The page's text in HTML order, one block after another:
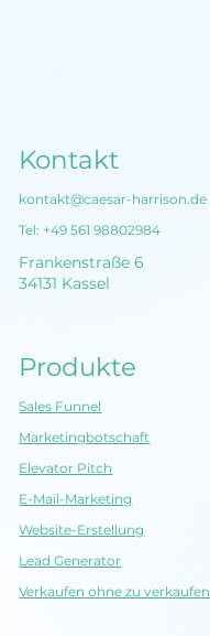
Kontakt
kontakt@caesar-harrison.de
Tel: +49 561 98802984
Frankenstraße 6
34131 Kassel
Produkte
Sales Funnel
Marketingbotschaft
Elevator Pitch
E-Mail-Marketing
Website-Erstellung
Lead Generator
Verkaufen ohne zu verkaufen